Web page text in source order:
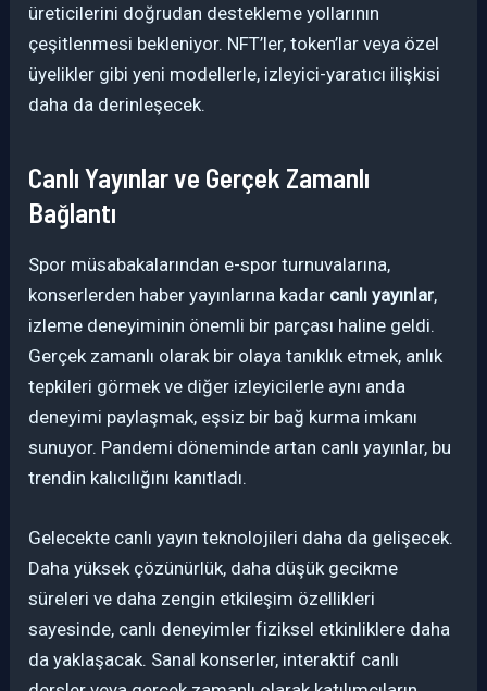
üreticilerini doğrudan destekleme yollarının
çeşitlenmesi bekleniyor. NFT’ler, token’lar veya özel
üyelikler gibi yeni modellerle, izleyici-yaratıcı ilişkisi
daha da derinleşecek.
Canlı Yayınlar ve Gerçek Zamanlı
Bağlantı
Spor müsabakalarından e-spor turnuvalarına,
konserlerden haber yayınlarına kadar canlı yayınlar,
izleme deneyiminin önemli bir parçası haline geldi.
Gerçek zamanlı olarak bir olaya tanıklık etmek, anlık
tepkileri görmek ve diğer izleyicilerle aynı anda
deneyimi paylaşmak, eşsiz bir bağ kurma imkanı
sunuyor. Pandemi döneminde artan canlı yayınlar, bu
trendin kalıcılığını kanıtladı.
Gelecekte canlı yayın teknolojileri daha da gelişecek.
Daha yüksek çözünürlük, daha düşük gecikme
süreleri ve daha zengin etkileşim özellikleri
sayesinde, canlı deneyimler fiziksel etkinliklere daha
da yaklaşacak. Sanal konserler, interaktif canlı